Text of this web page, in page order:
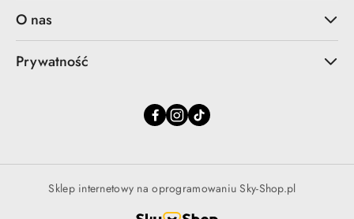
O nas
Prywatność
Sklep internetowy na oprogramowaniu Sky-Shop.pl